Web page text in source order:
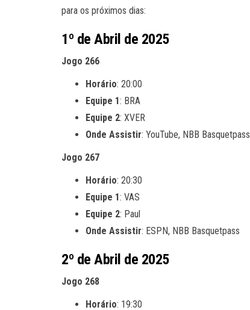
para os próximos dias:
1º de Abril de 2025
Jogo 266
Horário: 20:00
Equipe 1: BRA
Equipe 2: XVER
Onde Assistir: YouTube, NBB Basquetpass
Jogo 267
Horário: 20:30
Equipe 1: VAS
Equipe 2: Paul
Onde Assistir: ESPN, NBB Basquetpass
2º de Abril de 2025
Jogo 268
Horário: 19:30